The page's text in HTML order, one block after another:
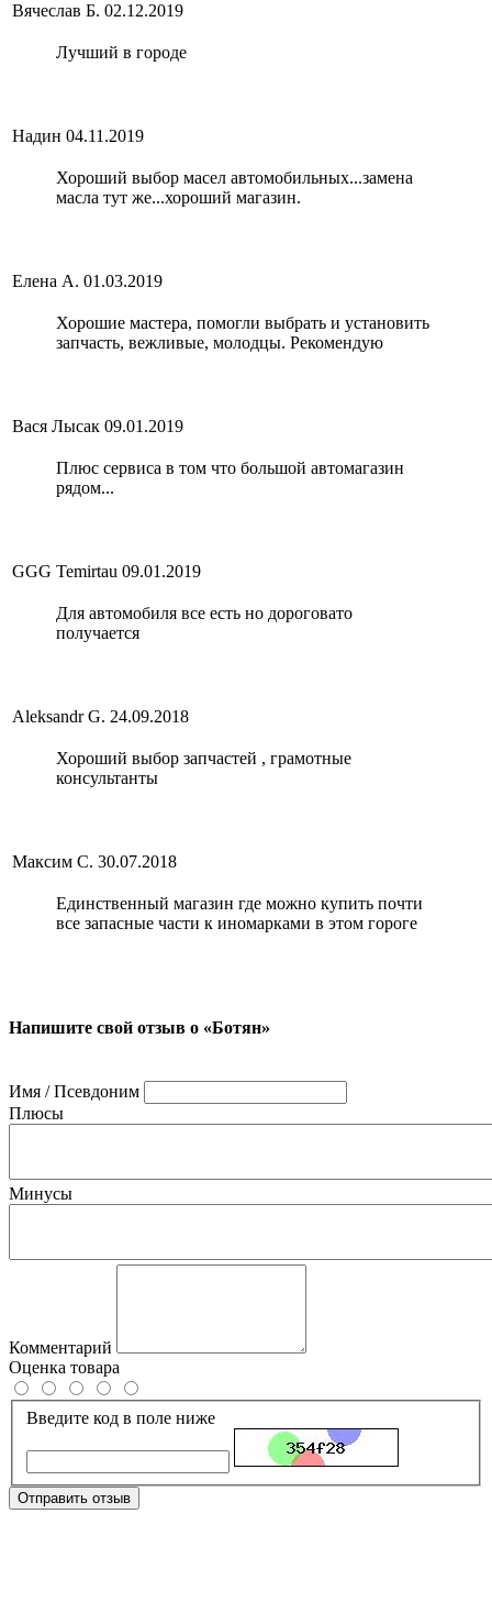
Вячеслав Б. 02.12.2019
Лучший в городе
Надин 04.11.2019
Хороший выбор масел автомобильных...замена
масла тут же...хороший магазин.
Елена А. 01.03.2019
Хорошие мастера, помогли выбрать и установить
запчасть, вежливые, молодцы. Рекомендую
Вася Лысак 09.01.2019
Плюс сервиса в том что большой автомагазин
рядом...
GGG Temirtau 09.01.2019
Для автомобиля все есть но дороговато
получается
Aleksandr G. 24.09.2018
Хороший выбор запчастей , грамотные
консультанты
Максим С. 30.07.2018
Единственный магазин где можно купить почти
все запасные части к иномарками в этом гороге
Напишите свой отзыв о «Ботян»
Имя / Псевдоним
Плюсы
Минусы
Комментарий
Оценка товара
Введите код в поле ниже
Отправить отзыв